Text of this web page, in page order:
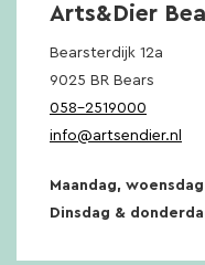
Arts&Dier
Bearsterdijk 12a
9025 BR Bears
058-2519000
info@artsendier.nl
Maandag,
Dinsdag &